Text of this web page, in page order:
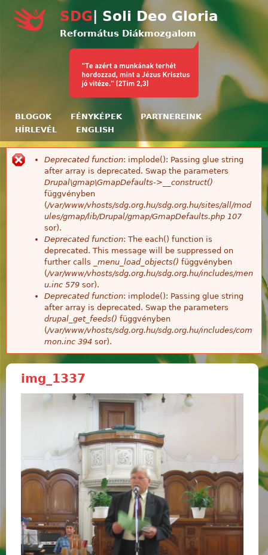
Ugrás a tartalomra
SDG | Soli Deo Gloria
Református Diákmozgalom
BLOGOK FÉNYKÉPEK
PARTNEREINK
HÍRLEVÉL
ENGLISH
Hibaüzenet
Deprecated function: implode(): Passing glue string
after array is deprecated. Swap the parameters
Drupal\gmap\GmapDefaults->__construct()
függvényben
(/var/www/vhosts/sdg.org.hu/sdg.org.hu/sites/all/mod
ules/gmap/lib/Drupal/gmap/GmapDefaults.php 107
sor).
Deprecated function: The each() function is
deprecated. This message will be suppressed on
further calls
_menu_load_objects() függvényben
(/var/www/vhosts/sdg.org.hu/sdg.org.hu/includes/men
u.inc 579 sor).
Deprecated function: implode(): Passing glue string
after array is deprecated. Swap the parameters
drupal_get_feeds() függvényben
(/var/www/vhosts/sdg.org.hu/sdg.org.hu/includes/com
mon.inc 394 sor).
img_1337